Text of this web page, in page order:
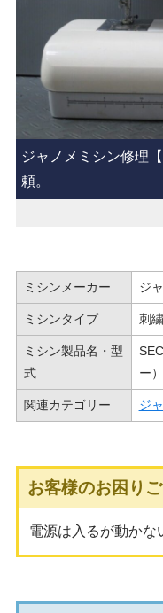
ジャノメミシン修理
頼。
ミシンメーカー ジ
ミシンタイプ 刺
ミシン製品名・型
式
ー）
関連カテゴリー ジ
お客様のお困り
電源は入るが動か